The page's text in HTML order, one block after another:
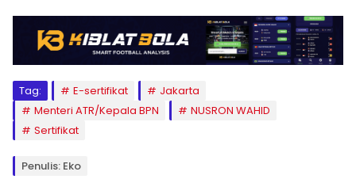
Tag: E-sertifikat
Jakarta
Menteri ATR/Kepala BPN
NUSRON WAHID
Sertifikat
Penulis: Eko